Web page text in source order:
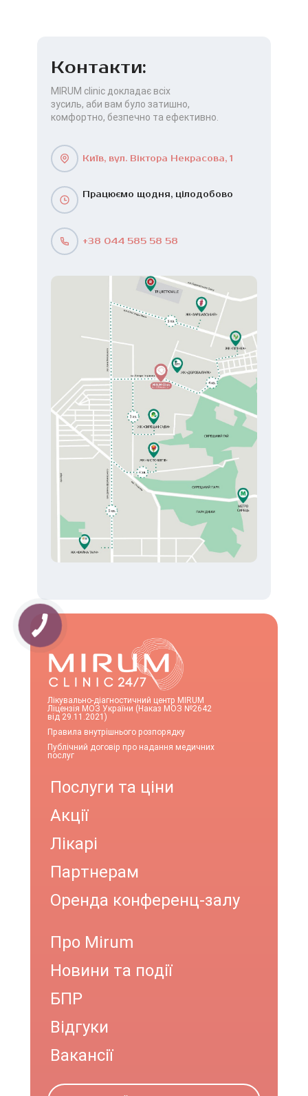
Контакти:
MIRUM clinic докладає всіх
зусиль, аби вам було затишно,
комфортно, безпечно та ефективно.
Київ, вул. Віктора Некрасова, 1
Працюємо щодня, цілодобово
+38 044 585 58 58
Лікувально-діагностичний центр MIRUM
Ліцензія МОЗ України (Наказ МОЗ №2642
від 29.11.2021)
Правила внутрішнього розпорядку
Публічний договір про надання медичних
послуг
Послуги та ціни
Акції
Лікарі
Партнерам
Оренда конференц-залу
Про Mirum
Новини та події
БПР
Відгуки
Вакансії